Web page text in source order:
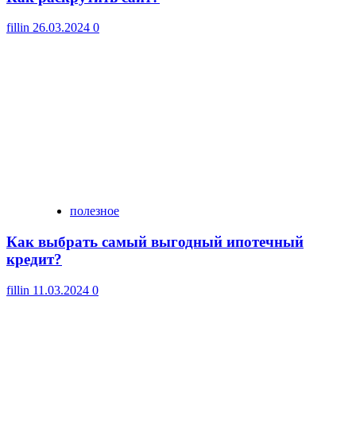
fillin 26.03.2024 0
полезное
Как выбрать самый выгодный ипотечный
кредит?
fillin 11.03.2024 0